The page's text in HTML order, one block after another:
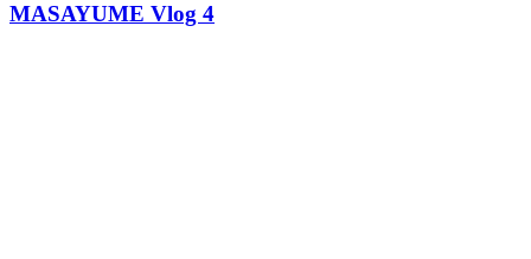
MASAYUME Vlog 4